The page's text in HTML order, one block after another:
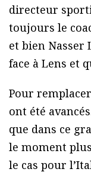
directeur
toujours le
et bien Nasser
face à Lens et
Pour
ont été
que dans ce
le moment plus
le cas pour